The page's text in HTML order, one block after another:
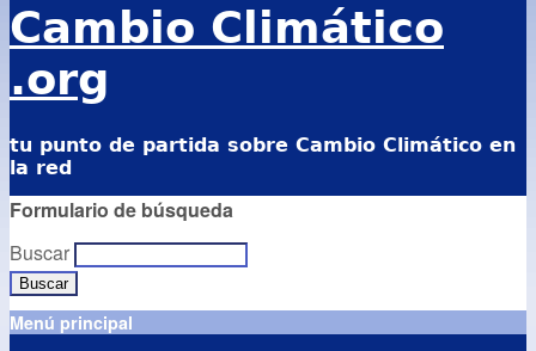
Cambio Climático
.org
tu punto de partida sobre Cambio Climático en
la red
Formulario de búsqueda
Buscar
Menú principal